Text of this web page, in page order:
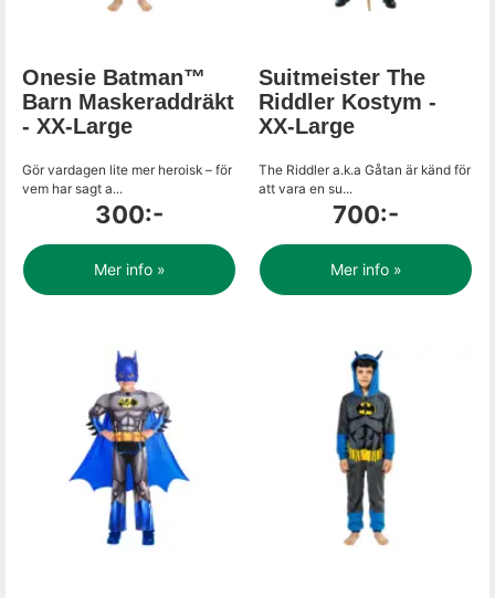
Onesie Batman™
Barn Maskeraddräkt
- XX-Large
Gör vardagen lite mer heroisk – för
vem har sagt a...
300:-
Mer info »
Suitmeister The
Riddler Kostym -
XX-Large
The Riddler a.k.a Gåtan är känd för
att vara en su...
700:-
Mer info »